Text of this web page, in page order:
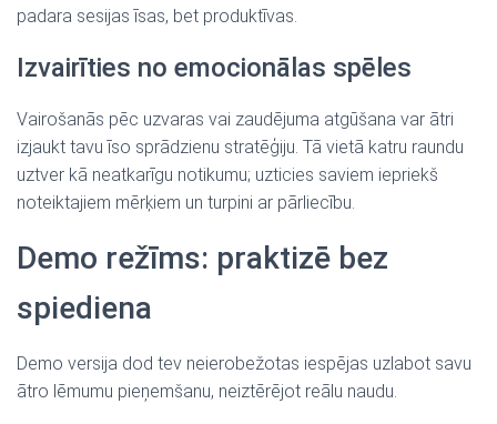
padara sesijas īsas, bet produktīvas.
Izvairīties no emocionālas spēles
Vairošanās pēc uzvaras vai zaudējuma atgūšana var ātri
izjaukt tavu īso sprādzienu stratēģiju. Tā vietā katru raundu
uztver kā neatkarīgu notikumu; uzticies saviem iepriekš
noteiktajiem mērķiem un turpini ar pārliecību.
Demo režīms: praktizē bez
spiediena
Demo versija dod tev neierobežotas iespējas uzlabot savu
ātro lēmumu pieņemšanu, neiztērējot reālu naudu.